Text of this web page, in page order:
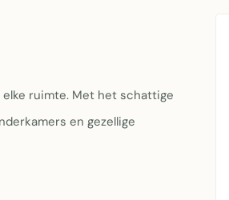
elke ruimte. Met het schattige
en gezellige